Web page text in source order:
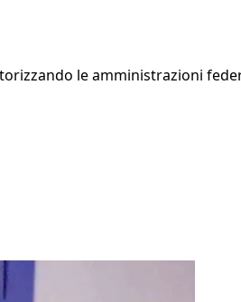
le amministrazioni